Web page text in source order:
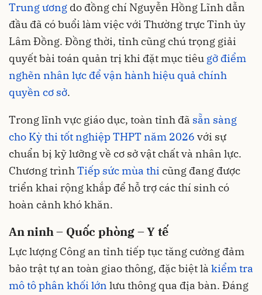
Trung ương do đồng chí Nguyễn Hồng Lĩnh dẫn
đầu đã có buổi làm việc với Thường trực Tỉnh ủy
Lâm Đồng. Đồng thời, tỉnh cũng chú trọng giải
quyết bài toán quản trị khi đặt mục tiêu gỡ điểm
nghẽn nhân lực để vận hành hiệu quả chính
quyền cơ sở.
Trong lĩnh vực giáo dục, toàn tỉnh đã sẵn sàng
cho Kỳ thi tốt nghiệp THPT năm 2026 với sự
chuẩn bị kỹ lưỡng về cơ sở vật chất và nhân lực.
Chương trìnhTiếp sức mùa thi cũng đang được
triển khai rộng khắp để hỗ trợ các thí sinh có
hoàn cảnh khó khăn.
An ninh – Quốc phòng – Y tế
Lực lượng Công an tỉnh tiếp tục tăng cường đảm
bảo trật tự an toàn giao thông, đặc biệt là kiểm tra
mô tô phân khối lớn lưu thông qua địa bàn. Đáng